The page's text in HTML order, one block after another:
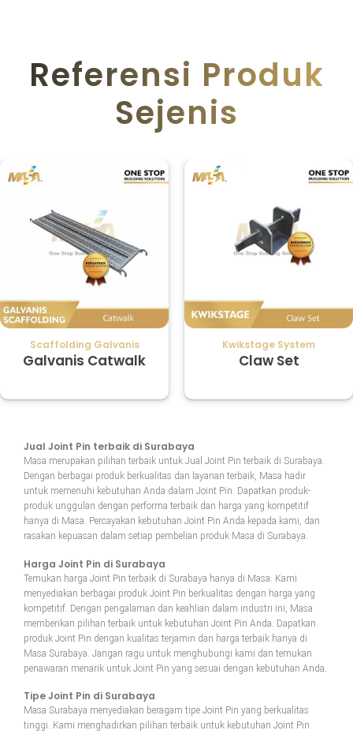
Referensi Produk
Sejenis
Scaffolding Galvanis
Galvanis Catwalk
Kwikstage System
Claw Set
Jual Joint Pin terbaik di Surabaya
Masa merupakan pilihan terbaik untuk Jual Joint Pin terbaik di Surabaya.
Dengan berbagai produk berkualitas dan layanan terbaik, Masa hadir
untuk memenuhi kebutuhan Anda dalam Joint Pin. Dapatkan produk-
produk unggulan dengan performa terbaik dan harga yang kompetitif
hanya di Masa. Percayakan kebutuhan Joint Pin Anda kepada kami, dan
rasakan kepuasan dalam setiap pembelian produk Masa di Surabaya.
Harga Joint Pin di Surabaya
Temukan harga Joint Pin terbaik di Surabaya hanya di Masa. Kami
menyediakan berbagai produk Joint Pin berkualitas dengan harga yang
kompetitif. Dengan pengalaman dan keahlian dalam industri ini, Masa
memberikan pilihan terbaik untuk kebutuhan Joint Pin Anda. Dapatkan
produk Joint Pin dengan kualitas terjamin dan harga terbaik hanya di
Masa Surabaya. Jangan ragu untuk menghubungi kami dan temukan
penawaran menarik untuk Joint Pin yang sesuai dengan kebutuhan Anda.
Tipe Joint Pin di Surabaya
Masa Surabaya menyediakan beragam tipe Joint Pin yang berkualitas
tinggi. Kami menghadirkan pilihan terbaik untuk kebutuhan Joint Pin